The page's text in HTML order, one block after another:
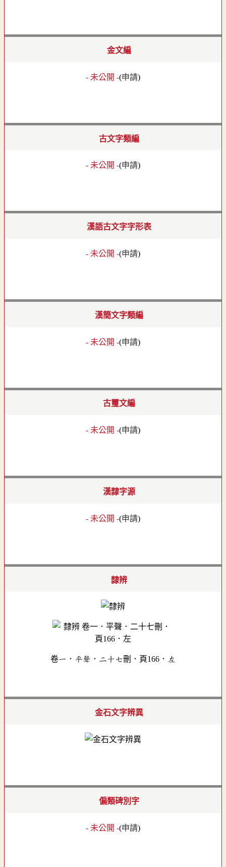
金文編
- 未公開 -(申請)
古文字類編
- 未公開 -(申請)
漢語古文字字形表
- 未公開 -(申請)
漢簡文字類編
- 未公開 -(申請)
古璽文編
- 未公開 -(申請)
漢隸字源
- 未公開 -(申請)
隸辨
卷一．平聲．二十七刪．頁166．左
金石文字辨異
偏類碑別字
- 未公開 -(申請)